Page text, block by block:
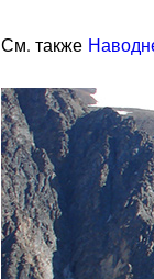
См. также